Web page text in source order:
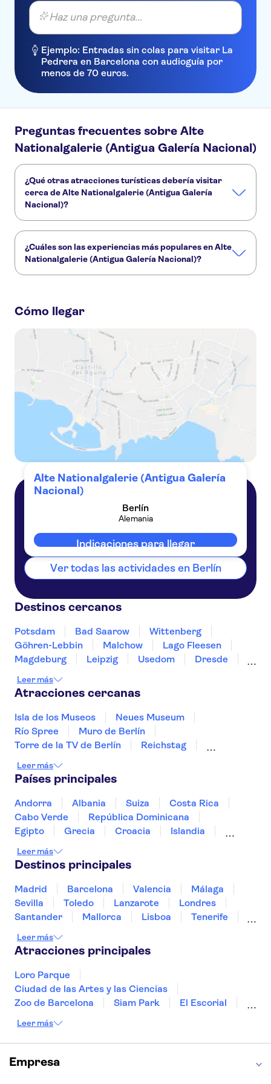
Haz una pregunta...
Ejemplo: Entradas sin colas para visitar La
Pedrera en Barcelona con audioguía por
menos de 70 euros.
Preguntas frecuentes sobre Alte
Nationalgalerie (Antigua Galería Nacional)
¿Qué otras atracciones turísticas debería visitar
cerca de Alte Nationalgalerie (Antigua Galería
Nacional)?
Isla de los Museos Neues Museum
Río Spree
¿Cuáles son las experiencias más populares en Alte
Nationalgalerie (Antigua Galería Nacional)?
Entrada sin colas para la Alte Nationalgalerie
Cómo llegar
Alte Nationalgalerie (Antigua Galería
Nacional)
Berlín
Alemania
Indicaciones para llegar
Berlín
Ver todas las actividades en Berlín
Destinos cercanos
Potsdam Bad Saarow
Wittenberg
Göhren-Lebbin
Malchow
Lago Fleesen
Magdeburg
Leipzig Usedom
Dresde
Leer más
Atracciones cercanas
Isla de los Museos
Neues Museum
Río Spree
Muro de Berlín
Torre de la TV de Berlín
Reichstag
Museo de la RDA en Berlín
Museo de Pérgamo
Alexanderplatz
Alte Nationalgalerie (Antigua Galería Nacional)
Puerta de Brandeburgo
East Berlin
Leer más
Países principales
Andorra Albania Suiza
Costa Rica
Cabo Verde
República Dominicana
Egipto
Grecia Croacia
Islandia
México
Noruega
Túnez
Turquía
Leer más
Destinos principales
Madrid Barcelona Valencia
Málaga
Sevilla
Toledo Lanzarote
Londres
Santander
Mallorca Lisboa
Tenerife
Bilbao
Menorca Granada
Vigo
Leer más
Atracciones principales
Loro Parque
Ciudad de las Artes y las Ciencias
Zoo de Barcelona
Siam Park
El Escorial
Cueva de Nerja
Capilla Sixtina
Montserrat
Museo del Louvre
Casa Batlló
Leer más
Empresa